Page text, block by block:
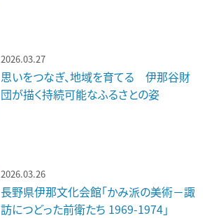
2026.03.27
思いをつなぎ、地域を育てる 伊那谷財
団が描く持続可能なふるさとの姿
2026.03.26
長野県伊那文化会館「かみ派の美術－諏
訪につどった前衛たち 1969-1974」